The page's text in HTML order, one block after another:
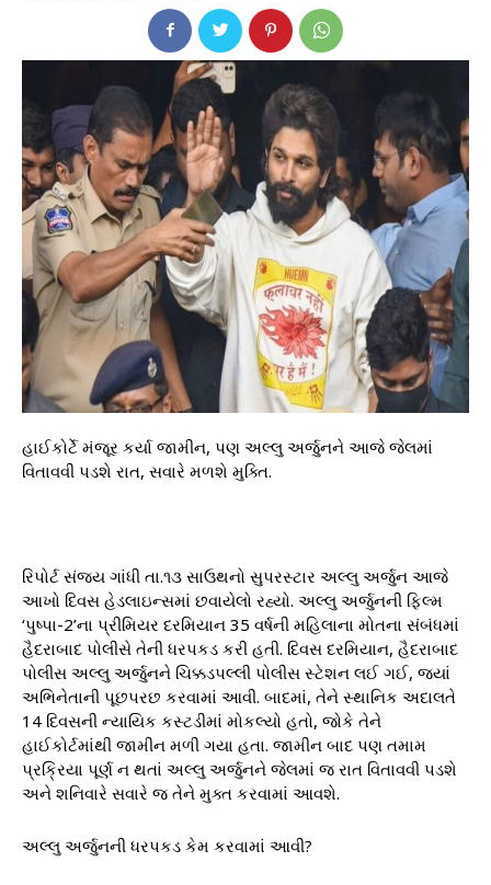
હાઈકોર્ટે મંજૂર કર્યા જામીન, પણ અલ્લુ અર્જુનને આજે જેલમાં
વિતાવવી પડશે રાત, સવારે મળશે મુક્તિ.
રિપોર્ટ સંજય ગાંધી તા.૧૩ સાઉથનો સુપરસ્ટાર અલ્લુ અર્જુન આજે
આખો દિવસ હેડલાઇન્સમાં છવાયેલો રહ્યો. અલ્લુ અર્જુનની ફિલ્મ
‘પુષ્પા-2’ના પ્રીમિયર દરમિયાન 35 વર્ષની મહિલાના મોતના સંબંધમાં
હૈદરાબાદ પોલીસે તેની ધરપકડ કરી હતી. દિવસ દરમિયાન, હૈદરાબાદ
પોલીસ અલ્લુ અર્જુનને ચિક્કડપલ્લી પોલીસ સ્ટેશન લઈ ગઈ, જ્યાં
અભિનેતાની પૂછપરછ કરવામાં આવી. બાદમાં, તેને સ્થાનિક અદાલતે
14 દિવસની ન્યાયિક કસ્ટડીમાં મોકલ્યો હતો, જોકે તેને
હાઈકોર્ટમાંથી જામીન મળી ગયા હતા. જામીન બાદ પણ તમામ
પ્રક્રિયા પૂર્ણ ન થતાં અલ્લુ અર્જુનને જેલમાં જ રાત વિતાવવી પડશે
અને શનિવારે સવારે જ તેને મુક્ત કરવામાં આવશે.
અલ્લુ અર્જુનની ધરપકડ કેમ કરવામાં આવી?